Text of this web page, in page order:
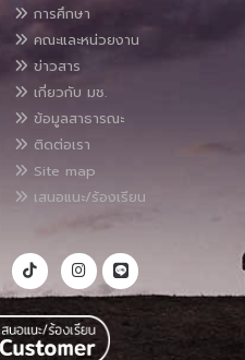
การศึกษา
คณะและหน่วยงาน
ข่าวสาร
เกี่ยวกับ มช.
ข้อมูลสาธารณะ
ติดต่อเรา
Site map
เสนอแนะ/ร้องเรียน